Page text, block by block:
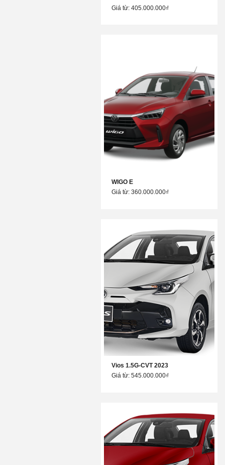
Giá từ: 405.000.000₫
WIGO E
Giá từ: 360.000.000₫
Vios 1.5G-CVT 2023
Giá từ: 545.000.000₫